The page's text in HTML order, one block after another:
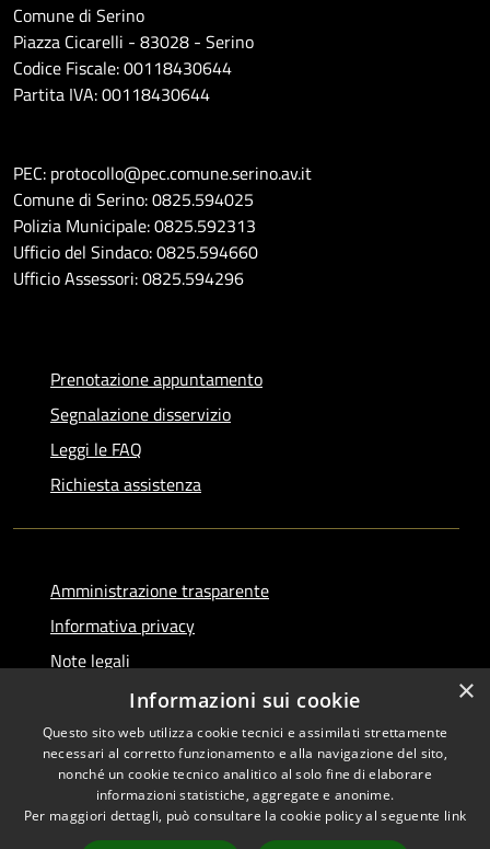
Comune di Serino
Piazza Cicarelli - 83028 - Serino
Codice Fiscale: 00118430644
Partita IVA: 00118430644
PEC: protocollo@pec.comune.serino.av.it
Comune di Serino: 0825.594025
Polizia Municipale: 0825.592313
Ufficio del Sindaco: 0825.594660
Ufficio Assessori: 0825.594296
Prenotazione appuntamento
Segnalazione disservizio
Leggi le FAQ
Richiesta assistenza
Amministrazione trasparente
Informativa privacy
Note legali
Dichiarazione di accessibilità
RSS
Accessibilità
Copyright © 2026 • Comune di
×
Informazioni sui cookie
Questo sito web utilizza cookie tecnici e assimilati strettamente
necessari al corretto funzionamento e alla navigazione del sito,
nonché un cookie tecnico analitico al solo fine di elaborare
informazioni statistiche, aggregate e anonime.
Per maggiori dettagli, può consultare la cookie policy al seguente link